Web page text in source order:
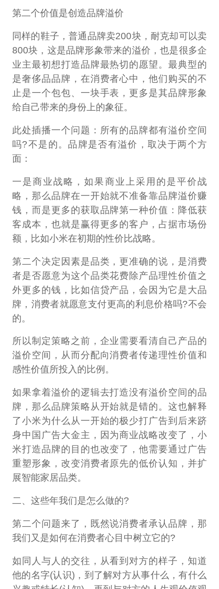
第二个价值是创造品牌溢价
同样的鞋子，普通品牌卖200块，耐克却可以卖
800块，这是品牌形象带来的溢价，也是很多企
业主最初想打造品牌最热切的愿望。最典型的
是奢侈品品牌，在消费者心中，他们购买的不
止是一个包包、一块手表，更多是其品牌形象
给自己带来的身份上的象征。
此处插播一个问题：所有的品牌都有溢价空间
吗?不是的。品牌是否有溢价，取决于两个方
面：
一是商业战略，如果商业上采用的是平价战
略，那么品牌在一开始就不准备靠品牌溢价赚
钱，而是更多的获取品牌第一种价值：降低获
客成本，也就是赢得更多的客户，占据市场份
额，比如小米在初期的性价比战略。
第二个决定因素是品类，更准确的说，是消费
者是否愿意为这个品类花费除产品理性价值之
外更多的钱，比如信贷产品，会因为它是大品
牌，消费者就愿意支付更高的利息价格吗?不会
的。
所以制定策略之前，企业需要看清自己产品的
溢价空间，从而分配向消费者传递理性价值和
感性价值所投入的比例。
如果拿着溢价的逻辑去打造没有溢价空间的品
牌，那么品牌策略从开始就是错的。这也解释
了小米为什么从一开始的极少打广告到后来跻
身中国广告大金主，因为商业战略改变了，小
米打造品牌的目的也改变了，他需要通过广告
重塑形象，改变消费者原先的低价认知，并扩
展智能家居品类。
二、这些年我们是怎么做的?
第二个问题来了，既然说消费者承认品牌，那
我们又是如何在消费者心目中树立它的?
如同人与人的交往，从看到对方的样子，知道
他的名字(认识)，到了解对方从事什么，有什么